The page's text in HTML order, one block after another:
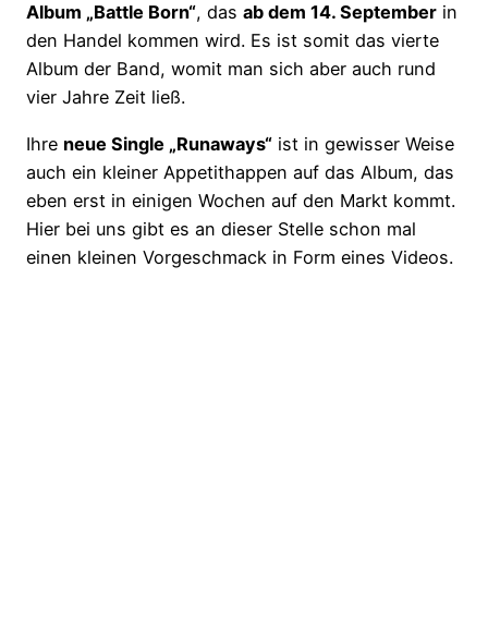
Album „Battle Born“, das ab dem 14. September in
den Handel kommen wird. Es ist somit das vierte
Album der Band, womit man sich aber auch rund
vier Jahre Zeit ließ.
Ihre neue Single „Runaways“ ist in gewisser Weise
auch ein kleiner Appetithappen auf das Album, das
eben erst in einigen Wochen auf den Markt kommt.
Hier bei uns gibt es an dieser Stelle schon mal
einen kleinen Vorgeschmack in Form eines Videos.